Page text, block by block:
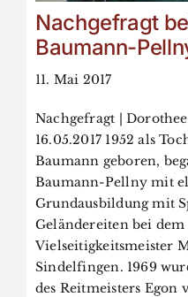
Search
for:
Nachgefragt
Baumann-
11. Mai 2017
Nachgefragt |
16.05.2017 1952 als
Baumann geboren,
Baumann-Pellny mit
Grundausbildung mit
Geländereiten bei
Vielseitigkeitsmeister
Sindelfingen. 1969
des Reitmeisters